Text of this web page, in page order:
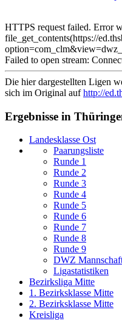
HTTPS request failed. Error
file_get_contents(https://
Failed to open stream:
Die hier dargestellten Ligen
sich im Original aufhttp://
Ergebnisse in
Landesklasse Ost
Paarungsliste
Runde 1
Runde 2
Runde 3
Runde 4
Runde 5
Runde 6
Runde 7
Runde 8
Runde 9
DWZ
Ligastatistiken
Bezirksliga Mitte
1. Bezirksklasse Mitte
2. Bezirksklasse Mitte
Kreisliga